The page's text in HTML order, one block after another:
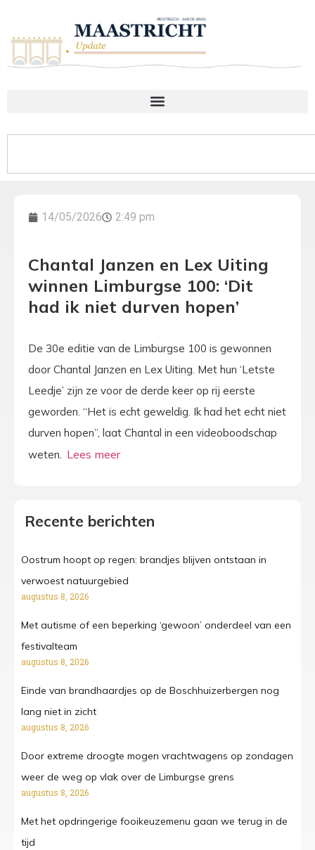
14/05/2026 2:49 pm
Chantal Janzen en Lex Uiting
winnen Limburgse 100: ‘Dit
had ik niet durven hopen’
De 30e editie van de Limburgse 100 is gewonnen
door Chantal Janzen en Lex Uiting. Met hun ‘Letste
Leedje’ zijn ze voor de derde keer op rij eerste
geworden. “Het is echt geweldig. Ik had het echt niet
durven hopen”, laat Chantal in een videoboodschap
weten.
Recente berichten
Oostrum hoopt op regen: brandjes blijven ontstaan in
verwoest natuurgebied
augustus 8, 2026
Met autisme of een beperking ‘gewoon’ onderdeel van een
festivalteam
augustus 8, 2026
Einde van brandhaardjes op de Boschhuizerbergen nog
lang niet in zicht
augustus 8, 2026
Door extreme droogte mogen vrachtwagens op zondagen
weer de weg op vlak over de Limburgse grens
augustus 8, 2026
Met het opdringerige fooikeuzemenu gaan we terug in de
tijd